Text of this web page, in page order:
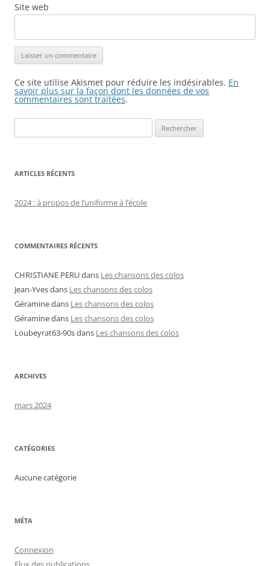
Site web
Ce site utilise Akismet pour réduire les indésirables. En
savoir plus sur la façon dont les données de vos
commentaires sont traitées.
ARTICLES RÉCENTS
2024 : à propos de l’uniforme à l’école
COMMENTAIRES RÉCENTS
CHRISTIANE PERUdans Les chansons des colos
Jean-Yvesdans Les chansons des colos
Géraminedans Les chansons des colos
Géraminedans Les chansons des colos
Loubeyrat63-90sdans Les chansons des colos
ARCHIVES
mars 2024
CATÉGORIES
Aucune catégorie
MÉTA
Connexion